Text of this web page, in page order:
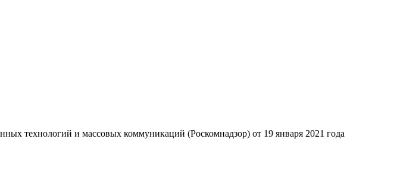
технологий и массовых коммуникаций (Роскомнадзор) от 19 января 2021 года